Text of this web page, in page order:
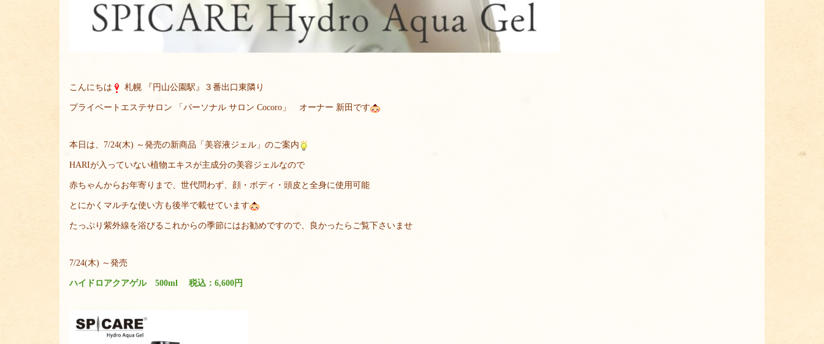
こんにちは 札幌 『円山公園駅』３番出口東隣り
プライベートエステサロン 「パーソナル サロン Cocoro」 オーナー 新田です
本日は、7/24(木) ～発売の新商品「美容液ジェル」のご案内
HARIが入っていない植物エキスが主成分の美容ジェルなので
赤ちゃんからお年寄りまで、世代問わず、顔・ボディ・頭皮と全身に使用可能
とにかくマルチな使い方も後半で載せています
たっぷり紫外線を浴びるこれからの季節にはお勧めですので、良かったらご覧下さいませ
7/24(木) ～発売
ハイドロアクアゲル 500ml 税込：6,600円